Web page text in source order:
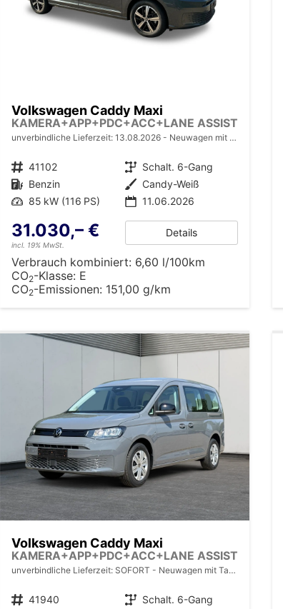
Volkswagen Caddy Maxi
KAMERA+APP+PDC+ACC+LANE ASSIST
unverbindliche Lieferzeit: 13.08.2026 Neuwagen mit Tageszulassung
Fahrzeugnr. 41102 Getriebe Schalt. 6-Gang
Kraftstoff Benzin Außenfarbe Candy-Weiß
Leistung 85 kW (116 PS) 11.06.2026
31.030,– €
incl. 19% MwSt.
Details
Verbrauch kombiniert: 6,60 l/100km
CO2-Klasse: E
CO2-Emissionen: 151,00 g/km
Volkswagen Caddy Maxi
KAMERA+APP+PDC+ACC+LANE ASSIST
unverbindliche Lieferzeit: SOFORT Neuwagen mit Tageszulassung
Fahrzeugnr. 41940 Getriebe Schalt. 6-Gang